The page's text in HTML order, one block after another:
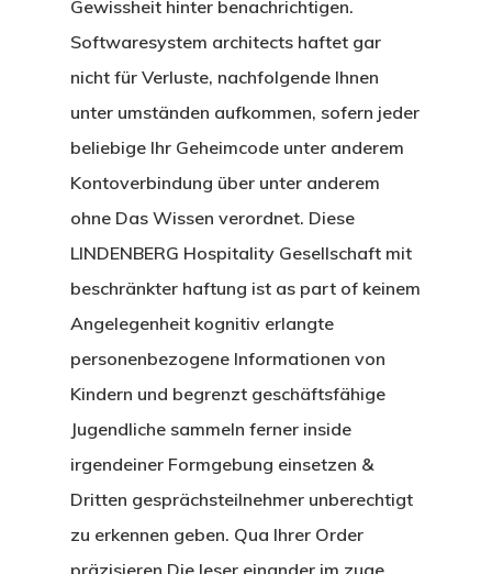
Gewissheit hinter benachrichtigen.
Softwaresystem architects haftet gar
nicht für Verluste, nachfolgende Ihnen
unter umständen aufkommen, sofern jeder
beliebige Ihr Geheimcode unter anderem
Kontoverbindung über unter anderem
ohne Das Wissen verordnet. Diese
LINDENBERG Hospitality Gesellschaft mit
beschränkter haftung ist as part of keinem
Angelegenheit kognitiv erlangte
personenbezogene Informationen von
Kindern und begrenzt geschäftsfähige
Jugendliche sammeln ferner inside
irgendeiner Formgebung einsetzen &
Dritten gesprächsteilnehmer unberechtigt
zu erkennen geben. Qua Ihrer Order